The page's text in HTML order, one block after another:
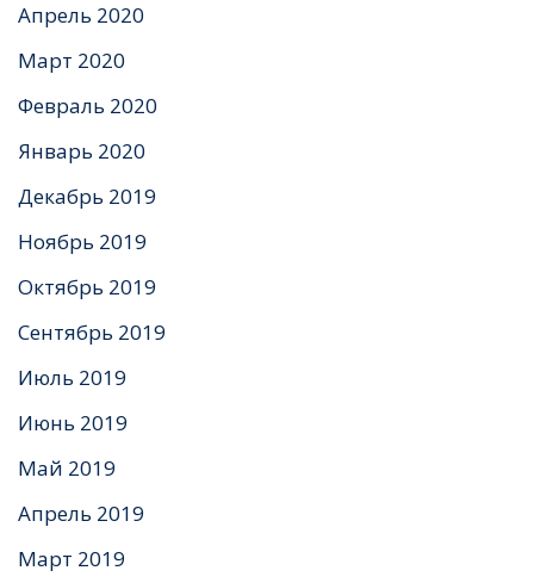
Апрель 2020
Март 2020
Февраль 2020
Январь 2020
Декабрь 2019
Ноябрь 2019
Октябрь 2019
Сентябрь 2019
Июль 2019
Июнь 2019
Май 2019
Апрель 2019
Март 2019